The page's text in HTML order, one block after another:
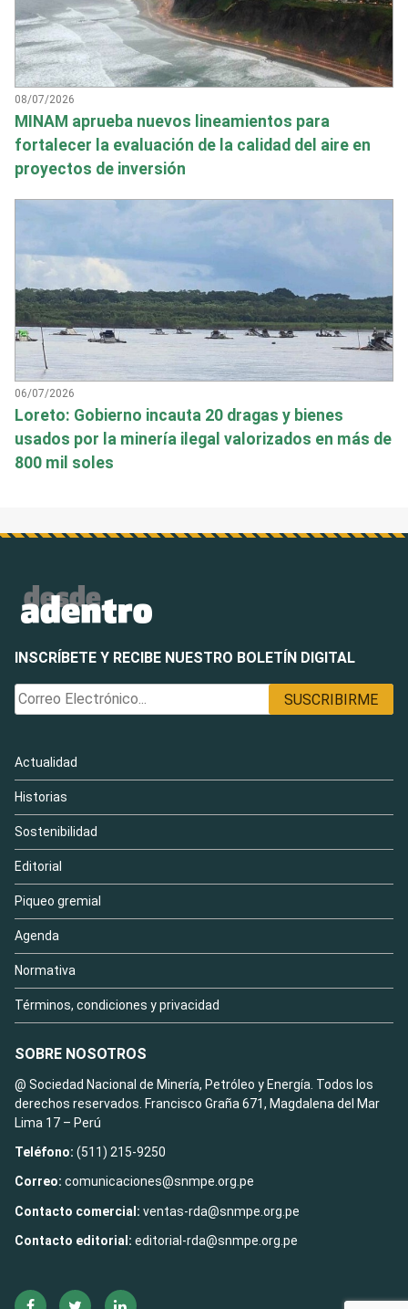
08/07/2026
MINAM aprueba nuevos lineamientos para
fortalecer la evaluación de la calidad del aire en
proyectos de inversión
06/07/2026
Loreto: Gobierno incauta 20 dragas y bienes
usados por la minería ilegal valorizados en más de
800 mil soles
INSCRÍBETE Y RECIBE NUESTRO BOLETÍN DIGITAL
Actualidad
Historias
Sostenibilidad
Editorial
Piqueo gremial
Agenda
Normativa
Términos, condiciones y privacidad
SOBRE NOSOTROS
@ Sociedad Nacional de Minería, Petróleo y Energía. Todos los
derechos reservados. Francisco Graña 671, Magdalena del Mar
Lima 17 – Perú
Teléfono: (511) 215-9250
Correo: comunicaciones@snmpe.org.pe
Contacto comercial: ventas-rda@snmpe.org.pe
Contacto editorial: editorial-rda@snmpe.org.pe